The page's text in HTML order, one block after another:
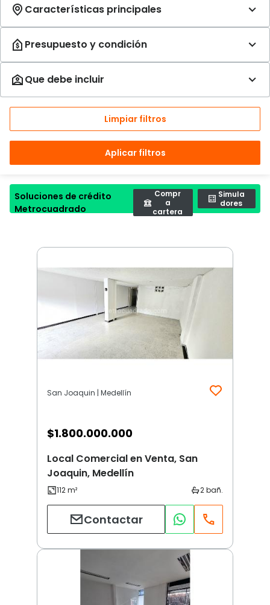
Limpiar filtros
Aplicar filtros
Soluciones de crédito
Metrocuadrado
Compr
a
cartera
Simula
dores
San Joaquin | Medellín
$1.800.000.000
Local Comercial en Venta, San
Joaquin, Medellín
Contactar